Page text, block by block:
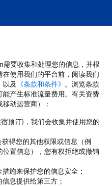
要收集和处理您的信息，并根
使用我们的平台前，阅读我们
以及 《条款和条件》 。浏览条款
产生标准流量费用。有关资费
动运营商）：
预订)，我们会收集并使用您的
得您的其他权限或信息（例
置信息），您有权拒绝或撤销
施来保护您的信息安全；
息提供给第三方；